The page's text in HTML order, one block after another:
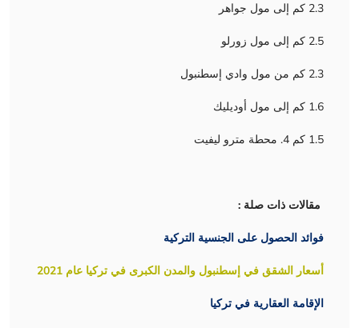
2.3 كم إلى مول جواهر
2.5 كم إلى مول زورلو
2.3 كم من مول وادي إسطنبول
1.6 كم إلى مول أوديليك
1.5 كم 4. محطة مترو ليفيت
مقالات ذات صلة :
فوائد الحصول على الجنسية التركية
أسعار الشقق في إسطنبول والمدن الكبرى في تركيا عام 2021
الإقامة العقارية في تركيا